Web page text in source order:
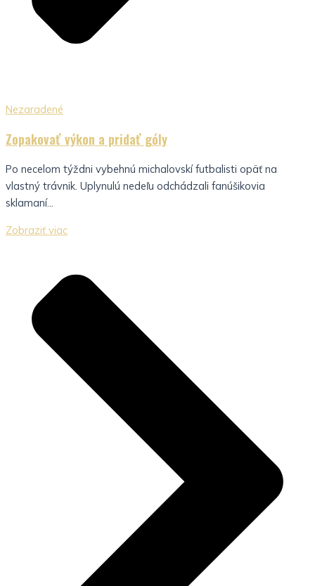
Nezaradené
Zopakovať výkon a pridať góly
Po necelom týždni vybehnú michalovskí futbalisti opäť na
vlastný trávnik. Uplynulú nedeľu odchádzali fanúšikovia
sklamaní...
Zobraziť viac